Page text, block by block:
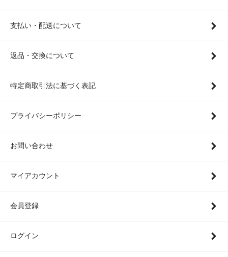
支払い・配送について
返品・交換について
特定商取引法に基づく表記
プライバシーポリシー
お問い合わせ
マイアカウント
会員登録
ログイン